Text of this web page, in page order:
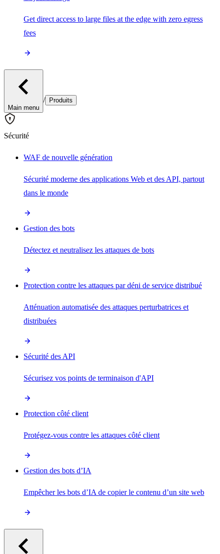
Get direct access to large files at the edge with zero egress
fees
Main menu
/ Produits
Sécurité
WAF de nouvelle génération
Sécurité moderne des applications Web et des API, partout
dans le monde
Gestion des bots
Détectez et neutralisez les attaques de bots
Protection contre les attaques par déni de service distribué
Atténuation automatisée des attaques perturbatrices et
distribuées
Sécurité des API
Sécurisez vos points de terminaison d'API
Protection côté client
Protégez-vous contre les attaques côté client
Gestion des bots d’IA
Empêcher les bots d’IA de copier le contenu d’un site web